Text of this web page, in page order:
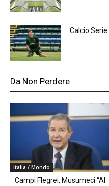
Calcio
Da Non Perdere
Italia / Mondo
Campi Flegrei, Musumeci “Al